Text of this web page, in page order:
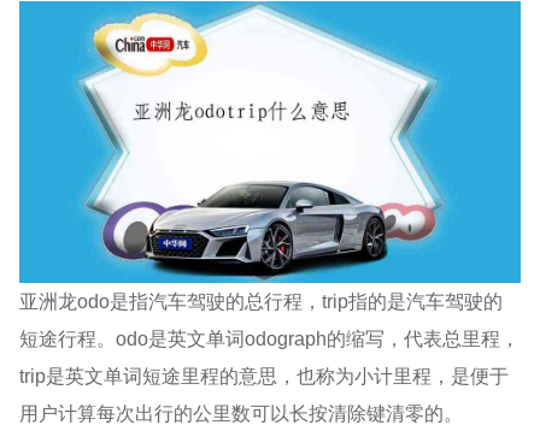
亚洲龙odo是指汽车驾驶的总行程，trip指的是汽车驾驶的
短途行程。odo是英文单词odograph的缩写，代表总里程，
trip是英文单词短途里程的意思，也称为小计里程，是便于
用户计算每次出行的公里数可以长按清除键清零的。